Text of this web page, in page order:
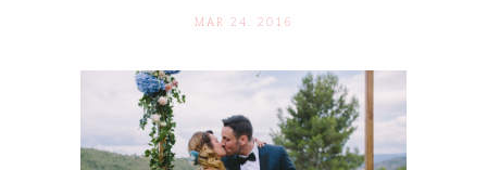
MAR 24. 2016